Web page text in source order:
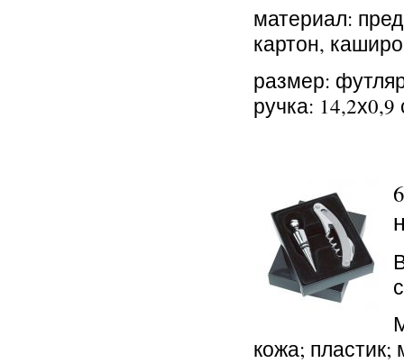
материал:
картон,
размер:
ручка: 14,2х0,9
кожа; пластик;